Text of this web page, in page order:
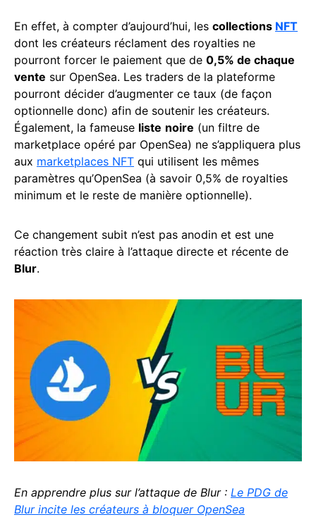
En effet, à compter d’aujourd’hui, les collections NFT
dont les créateurs réclament des royalties ne
pourront forcer le paiement que de 0,5% de chaque
vente sur OpenSea. Les traders de la plateforme
pourront décider d’augmenter ce taux (de façon
optionnelle donc) afin de soutenir les créateurs.
Également, la fameuse liste noire (un filtre de
marketplace opéré par OpenSea) ne s’appliquera plus
aux marketplaces NFT qui utilisent les mêmes
paramètres qu’OpenSea (à savoir 0,5% de royalties
minimum et le reste de manière optionnelle).
Ce changement subit n’est pas anodin et est une
réaction très claire à l’attaque directe et récente de
Blur.
En apprendre plus sur l’attaque de Blur : Le PDG de
Blur incite les créateurs à bloquer OpenSea